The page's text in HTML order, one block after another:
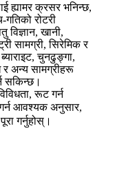
ह्यामर क्रसर भनिन्छ,
रोटरी
विज्ञान, खानी,
सामग्री, सिरेमिक र
चुनढुङ्गा,
र अन्य सामग्रीहरू
सकिन्छ।
रूट गर्न
आवश्यक अनुसार,
गर्नुहोस्।